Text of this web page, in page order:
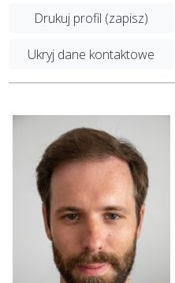
Drukuj profil (zapisz)
Ukryj dane kontaktowe